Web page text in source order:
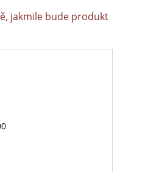
jakmile bude produkt